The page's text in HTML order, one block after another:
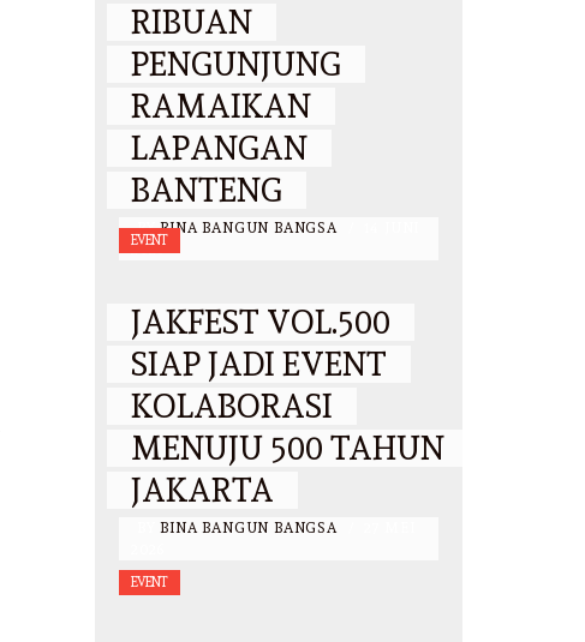
RIBUAN
PENGUNJUNG
RAMAIKAN
LAPANGAN
BANTENG
BY BINA BANGUN BANGSA
2026
EVENT
JAKFEST VOL.500
SIAP JADI EVENT
KOLABORASI
MENUJU 500 TAHUN
JAKARTA
BINA BANGUN BANGSA
EVENT